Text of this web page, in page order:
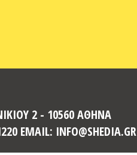
2 - 10560 ΑΘΗΝΑ
EMAIL: INFO@SHEDIA.GR